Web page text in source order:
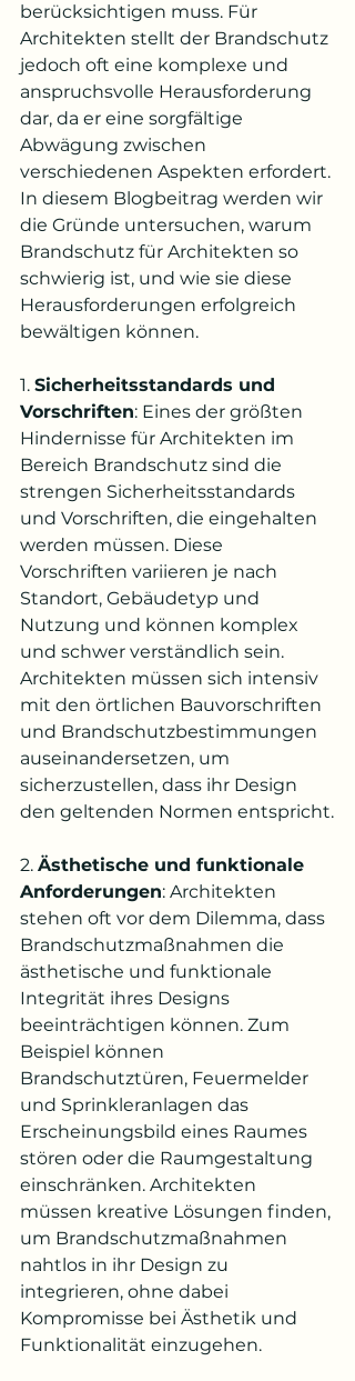
berücksichtigen muss. Für
Architekten stellt der Brandschutz
jedoch oft eine komplexe und
anspruchsvolle Herausforderung
dar, da er eine sorgfältige
Abwägung zwischen
verschiedenen Aspekten erfordert.
In diesem Blogbeitrag werden wir
die Gründe untersuchen, warum
Brandschutz für Architekten so
schwierig ist, und wie sie diese
Herausforderungen erfolgreich
bewältigen können.
1. Sicherheitsstandards und
Vorschriften: Eines der größten
Hindernisse für Architekten im
Bereich Brandschutz sind die
strengen Sicherheitsstandards
und Vorschriften, die eingehalten
werden müssen. Diese
Vorschriften variieren je nach
Standort, Gebäudetyp und
Nutzung und können komplex
und schwer verständlich sein.
Architekten müssen sich intensiv
mit den örtlichen Bauvorschriften
und Brandschutzbestimmungen
auseinandersetzen, um
sicherzustellen, dass ihr Design
den geltenden Normen entspricht.
2. Ästhetische und funktionale
Anforderungen: Architekten
stehen oft vor dem Dilemma, dass
Brandschutzmaßnahmen die
ästhetische und funktionale
Integrität ihres Designs
beeinträchtigen können. Zum
Beispiel können
Brandschutztüren, Feuermelder
und Sprinkleranlagen das
Erscheinungsbild eines Raumes
stören oder die Raumgestaltung
einschränken. Architekten
müssen kreative Lösungen finden,
um Brandschutzmaßnahmen
nahtlos in ihr Design zu
integrieren, ohne dabei
Kompromisse bei Ästhetik und
Funktionalität einzugehen.